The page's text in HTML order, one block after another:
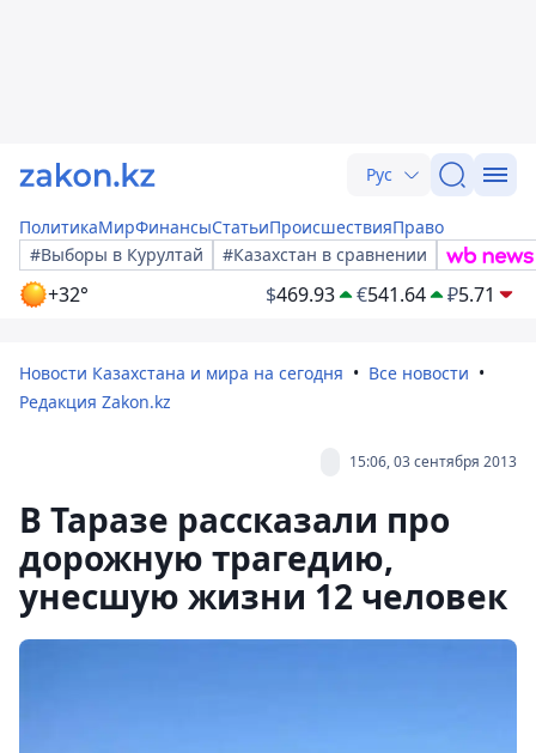
Рус
ПолитикаМирФинансыСтатьиПроисшествияПраво
#Выборы в Курултай
#Казахстан в сравнении
+32° $469.93 €541.64 ₽5.71
Новости Казахстана и мира на сегодня
Все новости
Редакция Zakon.kz
15:06, 03 сентября 2013
В Таразе рассказали про
дорожную трагедию,
унесшую жизни 12 человек